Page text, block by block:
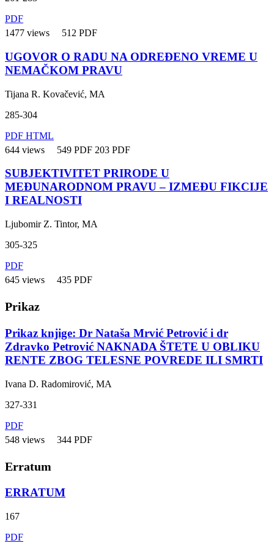
PDF
1477 views 512 PDF
UGOVOR O RADU NA ODREĐENO VREME U
NEMAČKOM PRAVU
Tijana R. Kovačević, MA
285-304
PDF HTML
644 views 549 PDF 203 PDF
SUBJEKTIVITET PRIRODE U
MEĐUNARODNOM PRAVU – IZMEĐU FIKCIJE
I REALNOSTI
Ljubomir Z. Tintor, MA
305-325
PDF
645 views 435 PDF
Prikaz
Prikaz knjige: Dr Nataša Mrvić Petrović i dr
Zdravko Petrović NAKNADA ŠTETE U OBLIKU
RENTE ZBOG TELESNE POVREDE ILI SMRTI
Ivana D. Radomirović, MA
327-331
PDF
548 views 344 PDF
Erratum
ERRATUM
167
PDF